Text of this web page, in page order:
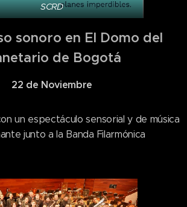
SCRD
sonoro en El Domo del
de Bogotá
22 de Noviembre
un espectáculo sensorial y de música
junto a la Banda Filarmónica